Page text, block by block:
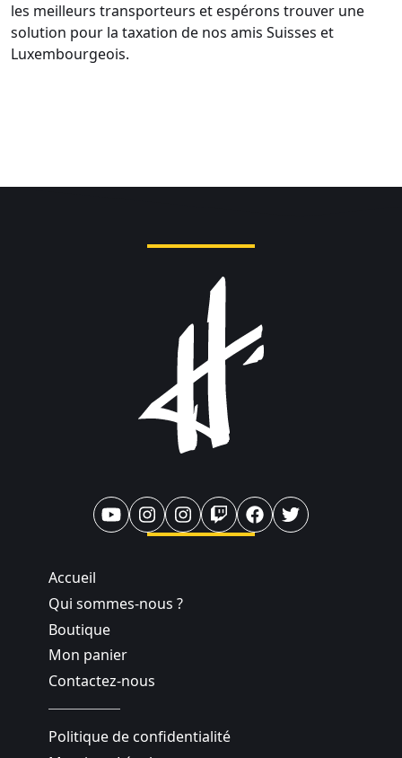
les meilleurs transporteurs et espérons trouver une
solution pour la taxation de nos amis Suisses et
Luxembourgeois.
Accueil
Qui sommes-nous ?
Boutique
Mon panier
Contactez-nous
Politique de confidentialité